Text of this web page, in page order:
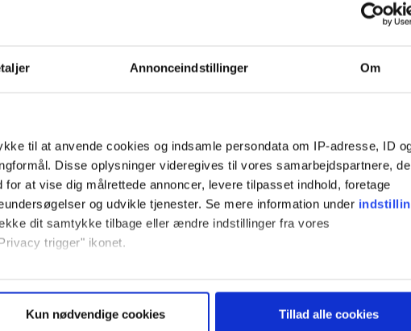
Annonceindstillinger Om
til at anvende cookies og indsamle persondata om IP-adresse, ID
Disse oplysninger videregives til vores samarbejdspartnere,
at vise dig målrettede annoncer, levere tilpasset indhold, foretage
og udvikle tjenester. Se mere information under
dit samtykke tilbage eller ændre indstillinger fra vores
trigger" ikonet.
af dens unikke karakteristika (fingerprinting)
Kun nødvendige cookies Tillad alle cookies
Pension har
CO2-aftryk
køber
saudisk